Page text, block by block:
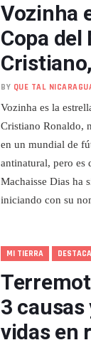
Vozinha
Copa del
BY QUE TAL
Vozinha es la
Cristiano Ronaldo,
en un mundial de
antinatural, pero es
Machaisse Dias ha
iniciando con su
MI TIERRA
3
vidas en